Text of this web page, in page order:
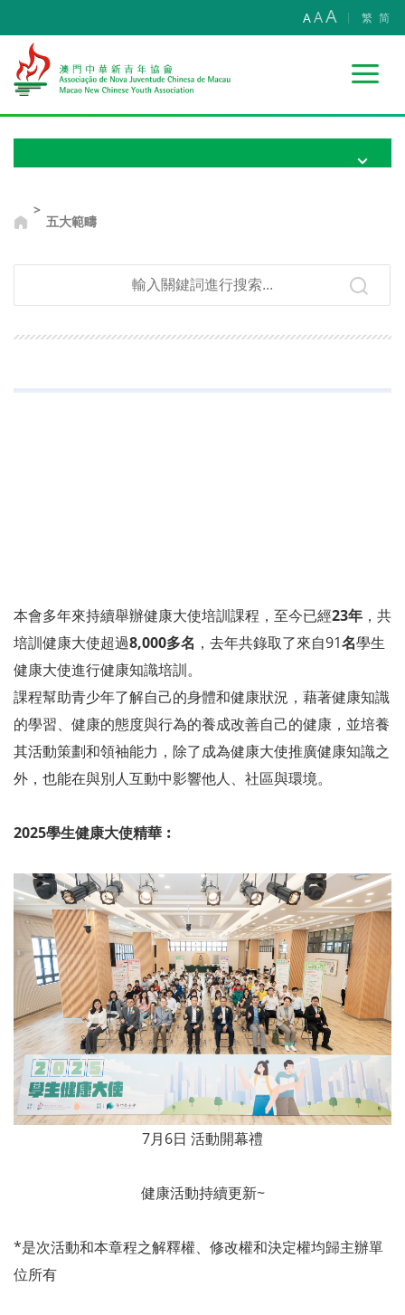
AAA 繁 简
>
五大範疇
本會多年來持續舉辦健康大使培訓課程，至今已經23年 ，共
培訓健康大使超過8,000多名 ，去年共錄取了來自91名學生
健康大使進行健康知識培訓。
課程幫助青少年了解自己的身體和健康狀況，藉著健康知識
的學習、健康的態度與行為的養成改善自己的健康，並培養
其活動策劃和領袖能力，除了成為健康大使推廣健康知識之
外，也能在與別人互動中影響他人、社區與環境。
2025學生健康大使精華︰
7月6日 活動開幕禮
健康活動持續更新~
*是次活動和本章程之解釋權、修改權和決定權均歸主辦單
位所有